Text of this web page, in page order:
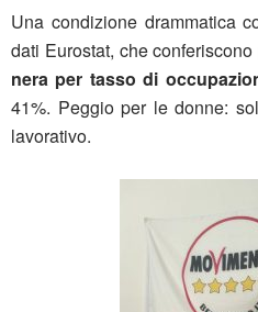
Una condizione drammatica
dati Eurostat, che
nera per tasso di
41%. Peggio per le donne:
lavorativo.